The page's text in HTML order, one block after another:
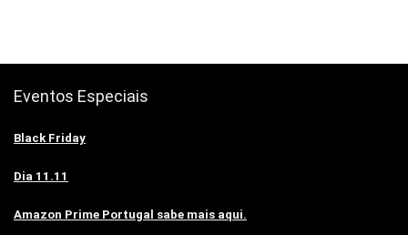
Eventos Especiais
Black Friday
Dia 11.11
Amazon Prime Portugal sabe mais aqui.